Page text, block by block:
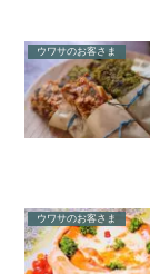
ウワサのお客さま
ウワサのお客さま